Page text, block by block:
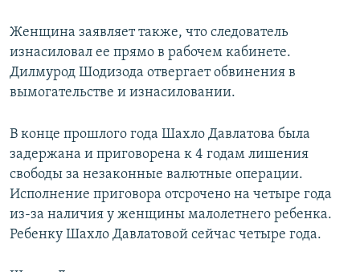
Женщина заявляет также, что следователь
изнасиловал ее прямо в рабочем кабинете.
Дилмурод Шодизода отвергает обвинения в
вымогательстве и изнасиловании.
В конце прошлого года Шахло Давлатова была
задержана и приговорена к 4 годам лишения
свободы за незаконные валютные операции.
Исполнение приговора отсрочено на четыре года
из-за наличия у женщины малолетнего ребенка.
Ребенку Шахло Давлатовой сейчас четыре года.